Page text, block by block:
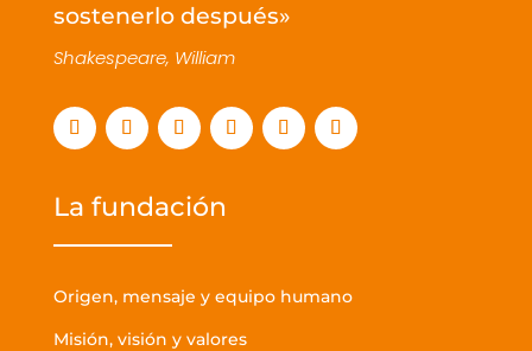
sostenerlo después»
Shakespeare, William
La fundación
Origen, mensaje y equipo humano
Misión, visión y valores